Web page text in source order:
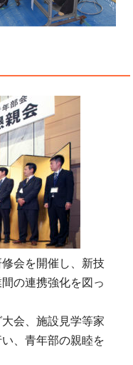
会を開催し、新技
の連携強化を図っ
会、施設見学等家
、青年部の親睦を